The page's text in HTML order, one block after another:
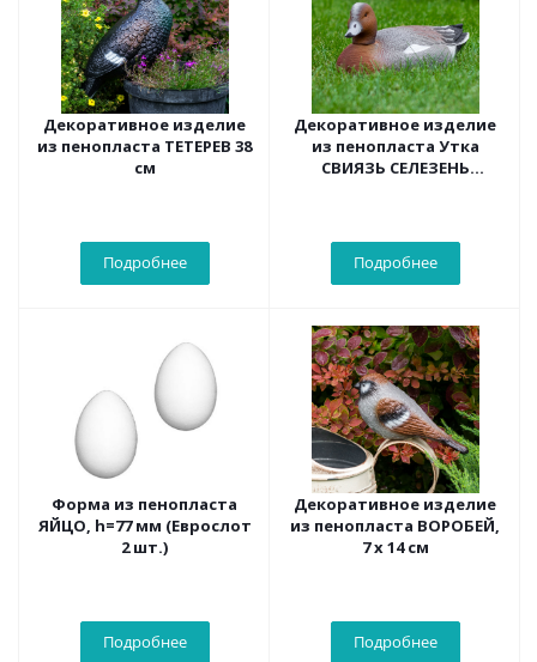
Декоративное изделие
из пенопласта ТЕТЕРЕВ 38
см
Подробнее
Декоративное изделие
из пенопласта Утка
СВИЯЗЬ СЕЛЕЗЕНЬ
Подробнее
Форма из пенопласта
ЯЙЦО, h=77 мм (Еврослот
2 шт.)
Подробнее
Декоративное изделие
из пенопласта ВОРОБЕЙ,
7 х 14 см
Подробнее